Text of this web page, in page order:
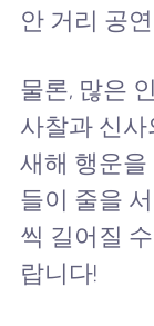
안 거리 공
물론, 많은
사찰과 신
새해 행운
들이 줄을
씩 길어질
랍니다!